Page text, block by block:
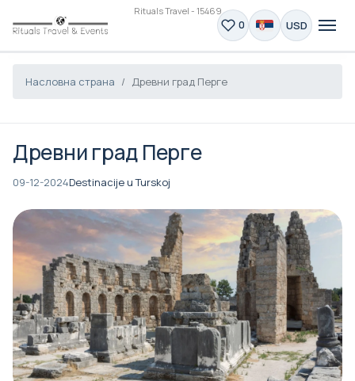
Rituals Travel - 15469
0 USD
Насловна страна Древни град Перге
Древни град Перге
09-12-2024Destinacije u Turskoj